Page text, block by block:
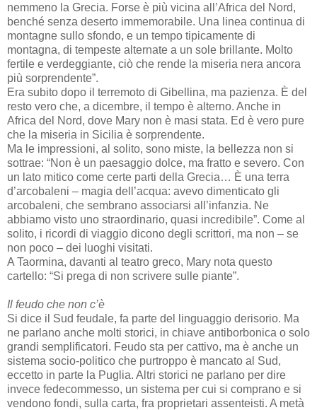
nemmeno la Grecia. Forse è più vicina all’Africa del Nord,
benché senza deserto immemorabile. Una linea continua di
montagne sullo sfondo, e un tempo tipicamente di
montagna, di tempeste alternate a un sole brillante. Molto
fertile e verdeggiante, ciò che rende la miseria nera ancora
più sorprendente”.
Era subito dopo il terremoto di Gibellina, ma pazienza. È del
resto vero che, a dicembre, il tempo è alterno. Anche in
Africa del Nord, dove Mary non è masi stata. Ed è vero pure
che la miseria in Sicilia è sorprendente.
Ma le impressioni, al solito, sono miste, la bellezza non si
sottrae: “Non è un paesaggio dolce, ma fratto e severo. Con
un lato mitico come certe parti della Grecia… È una terra
d’arcobaleni – magia dell’acqua: avevo dimenticato gli
arcobaleni, che sembrano associarsi all’infanzia. Ne
abbiamo visto uno straordinario, quasi incredibile”. Come al
solito, i ricordi di viaggio dicono degli scrittori, ma non – se
non poco – dei luoghi visitati.
A Taormina, davanti al teatro greco, Mary nota questo
cartello: “Si prega di non scrivere sulle piante”.
Il feudo che non c’è
Si dice il Sud feudale, fa parte del linguaggio derisorio. Ma
ne parlano anche molti storici, in chiave antiborbonica o solo
grandi semplificatori. Feudo sta per cattivo, ma è anche un
sistema socio-politico che purtroppo è mancato al Sud,
eccetto in parte la Puglia. Altri storici ne parlano per dire
invece fedecommesso, un sistema per cui si comprano e si
vendono fondi, sulla carta, fra proprietari assenteisti. A metà